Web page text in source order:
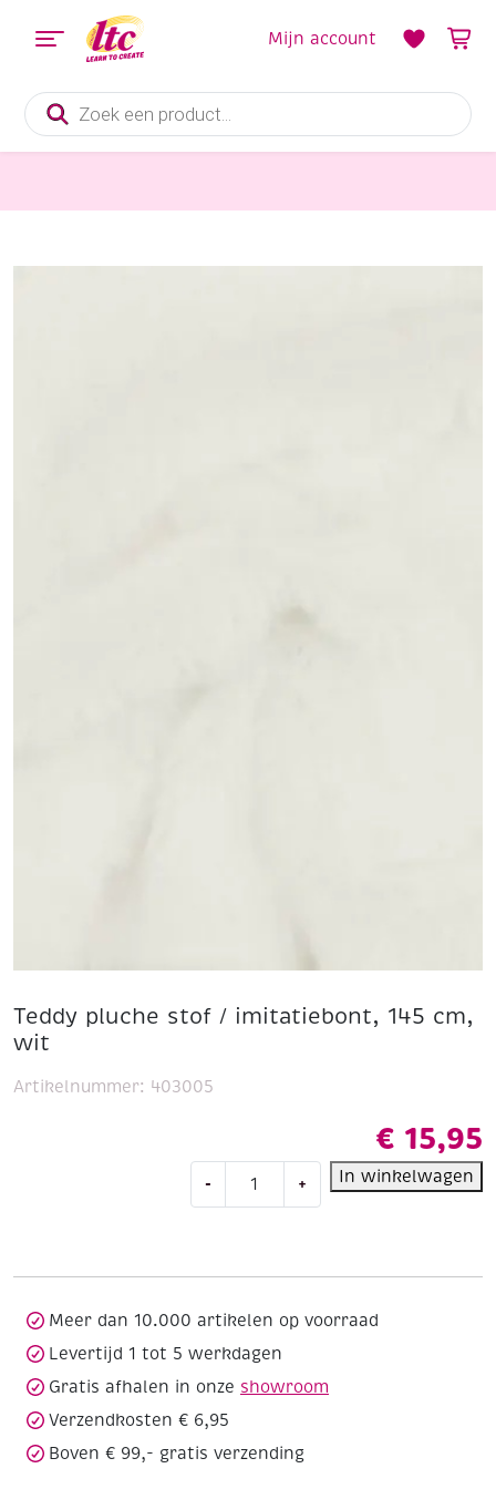
Producten
zoeken
Mijn account
Teddy pluche stof / imitatiebont, 145 cm,
wit
€ 15,95
-
cm,
+ In winkelwagen
Artikelnummer: 403005
Meer dan 10.000 artikelen op voorraad
Levertijd 1 tot 5 werkdagen
Gratis afhalen in onze showroom
Verzendkosten € 6,95
Boven € 99,- gratis verzending